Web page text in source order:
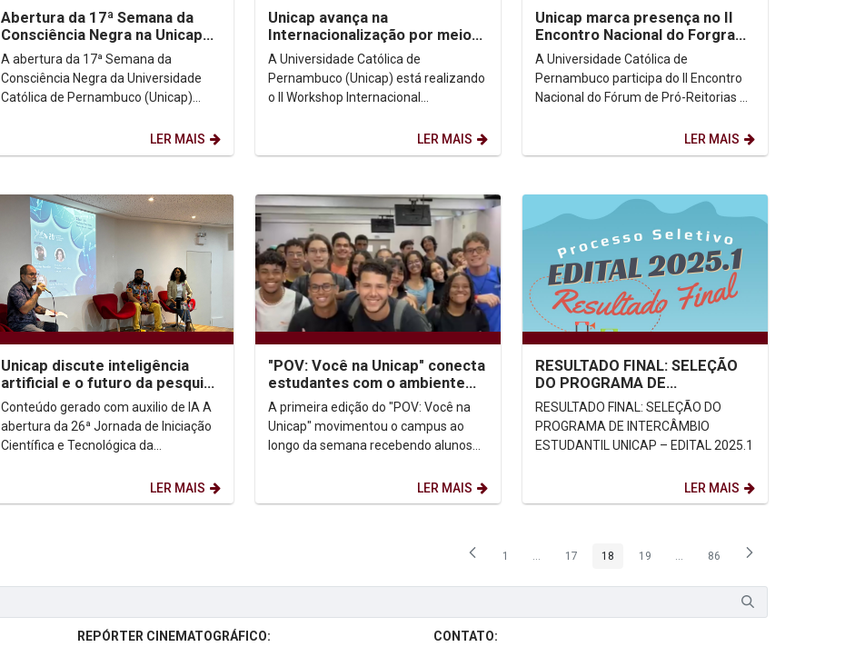
Abertura da 17ª Semana da
Consciência Negra na Unicap
destaca resistência e
protagonismo do...
A abertura da 17ª Semana da
Consciência Negra da Universidade
Católica de Pernambuco (Unicap)
antirracista e do movimento...LER MAIS
Unicap avança na
Internacionalização por meio
do II Workshop Internacional
Multidisciplinar...
A Universidade Católica de
Pernambuco (Unicap) está realizando
o II Workshop Internacional
Nante). O evento tem como tema...
LER MAIS
Unicap marca presença no II
Encontro Nacional do Forgrad,
em Natal
A Universidade Católica de
Pernambuco participa do II Encontro
Nacional do Fórum de Pró-Reitorias de
LER MAIS
Unicap discute inteligência
artificial e o futuro da pesquisa
em evento de Iniciação
Científica
Conteúdo gerado com auxilio de IA A
abertura da 26ª Jornada de Iniciação
Científica e Tecnológica da
LER MAIS
"POV: Você na Unicap" conecta
estudantes com o ambiente
acadêmico e a escolha
profissional
A primeira edição do "POV: Você na
Unicap" movimentou o campus ao
longo da semana recebendo alunos
LER MAIS
RESULTADO FINAL: SELEÇÃO
DO PROGRAMA DE
MOBILIDADE
ACADÊMICA/INTERCÂMBIO
ESTUDANTIL UNICAP –...
RESULTADO FINAL: SELEÇÃO DO
PROGRAMA DE INTERCÂMBIO
ESTUDANTIL UNICAP – EDITAL 2025.1
LER MAIS
Página
1 ...Páginas intermediárias Usar ABA para navegar.
Página
17 Página
18 Página
19 ...Páginas intermediárias Usar ABA
Página
86
REPÓRTER CINEMATOGRÁFICO:
CONTATO: